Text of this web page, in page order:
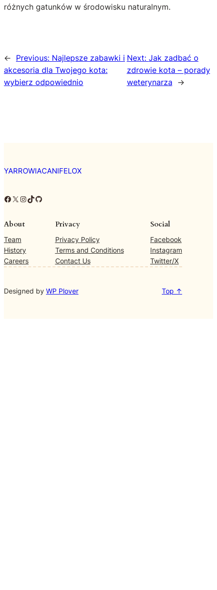
różnych gatunków w środowisku naturalnym.
← Previous: Najlepsze zabawki i
akcesoria dla Twojego kota:
wybierz odpowiednio
Next: Jak zadbać o
zdrowie kota – porady
weterynarza
→
YARROWIACANIFELOX
Facebook X Instagram TikTok GitHub
About
Team
History
Careers
Privacy
Privacy Policy
Terms and Conditions
Contact Us
Social
Facebook
Instagram
Twitter/X
Designed by WP Plover Top ↑